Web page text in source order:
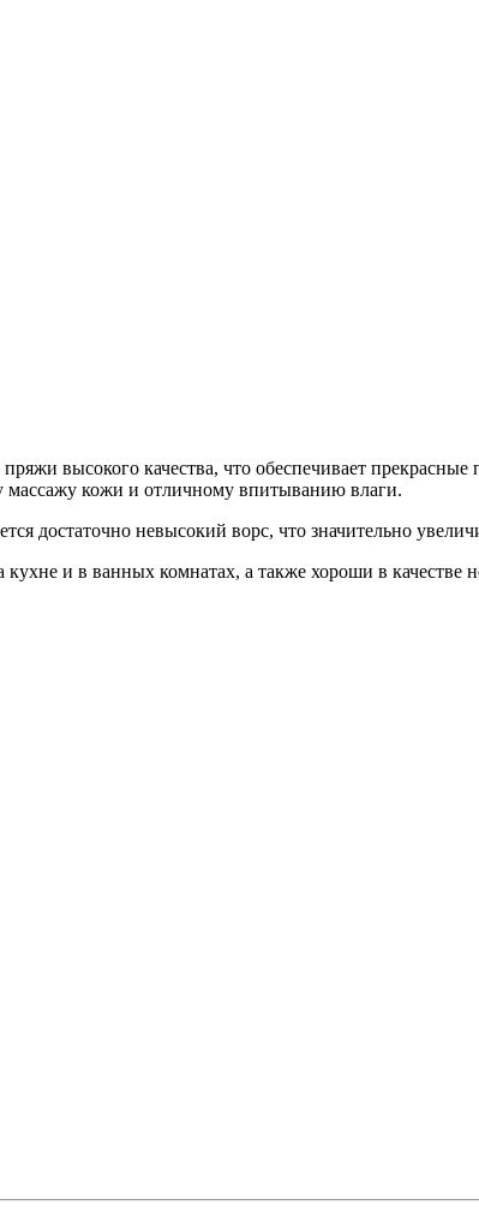
высокого качества, что обеспечивает
массажу кожи и отличному впитыванию влаги.
достаточно невысокий ворс, что значительно
и в ванных комнатах, а также хороши в качестве